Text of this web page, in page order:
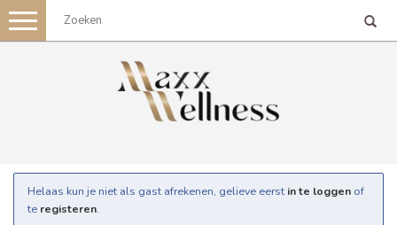
Toggle
navigation
Helaas kun je niet als gast afrekenen, gelieve eerst in te loggen of
te registeren.